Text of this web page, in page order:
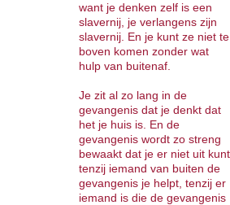
want je denken zelf is een
slavernij, je verlangens zijn
slavernij. En je kunt ze niet te
boven komen zonder wat
hulp van buitenaf.
Je zit al zo lang in de
gevangenis dat je denkt dat
het je huis is. En de
gevangenis wordt zo streng
bewaakt dat je er niet uit kunt
tenzij iemand van buiten de
gevangenis je helpt, tenzij er
iemand is die de gevangenis